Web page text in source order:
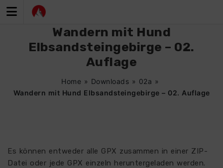
Inhalt
Wandern mit Hund
Elbsandsteingebirge – 02.
Auflage
Home » Downloads » 02a »
Wandern mit Hund Elbsandsteingebirge – 02. Auflage
Es können entweder alle GPX zusammen in einer ZIP-
Datei oder jede GPX einzeln heruntergeladen werden.